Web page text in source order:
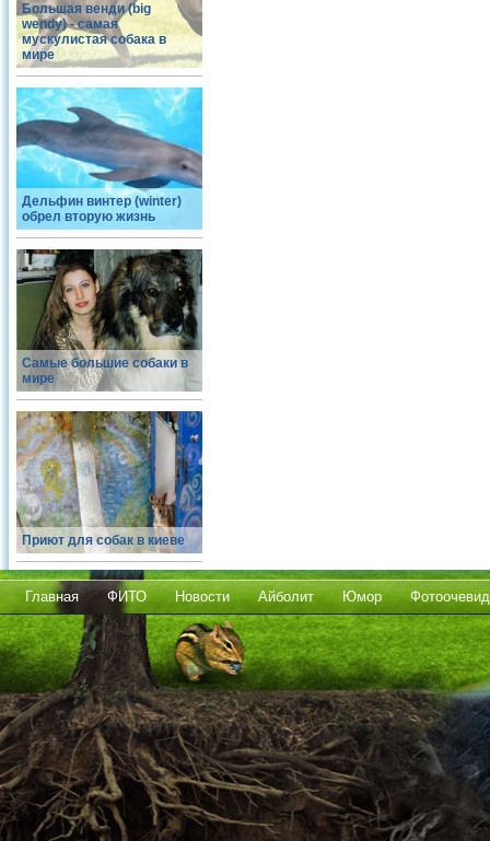
Большая венди (big
wendy) - самая
мускулистая собака в
мире
Дельфин винтер (winter)
обрел вторую жизнь
Самые большие собаки в
мире
Приют для собак в киеве
Главная ФИТО Новости Айболит Юмор